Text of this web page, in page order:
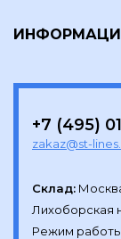
+7 (495)
zakaz@st-
Склад:
Лихоборская
Режим